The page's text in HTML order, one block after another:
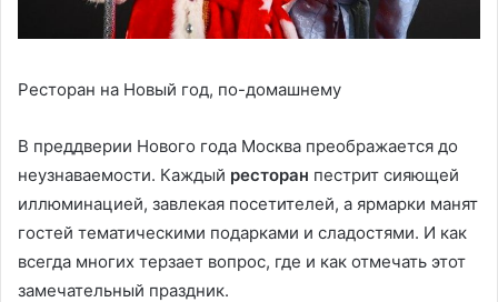
Ресторан на Новый год, по-домашнему
В преддверии Нового года Москва преображается до
неузнаваемости. Каждый ресторан пестрит сияющей
иллюминацией, завлекая посетителей, а ярмарки манят
гостей тематическими подарками и сладостями. И как
всегда многих терзает вопрос, где и как отмечать этот
замечательный праздник.